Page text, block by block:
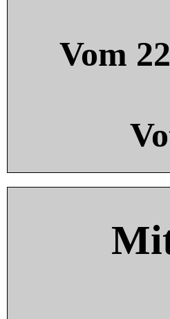
Vom